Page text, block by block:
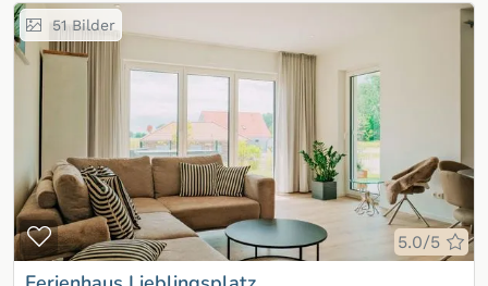
5.0/5
51Bilder
Zur Merkliste hinzufügen